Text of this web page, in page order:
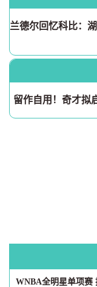
兰德尔回忆科比：
留作自用！奇才拟
WNBA全明星单项赛